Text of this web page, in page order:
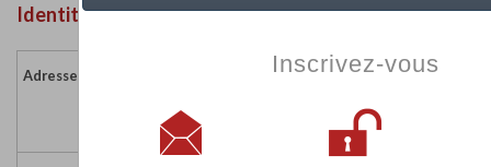
Identité de l'établissement
Adresse :
10 rue du Mézeray
Inscrivez-vous